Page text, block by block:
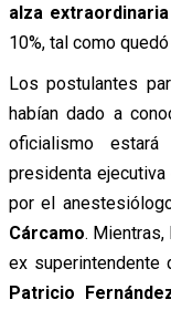
alza extraordinaria
10%, tal como
Los postulantes
habían dado a
oficialismo
presidenta
por el
Cárcamo.
ex superintendente
Patricio